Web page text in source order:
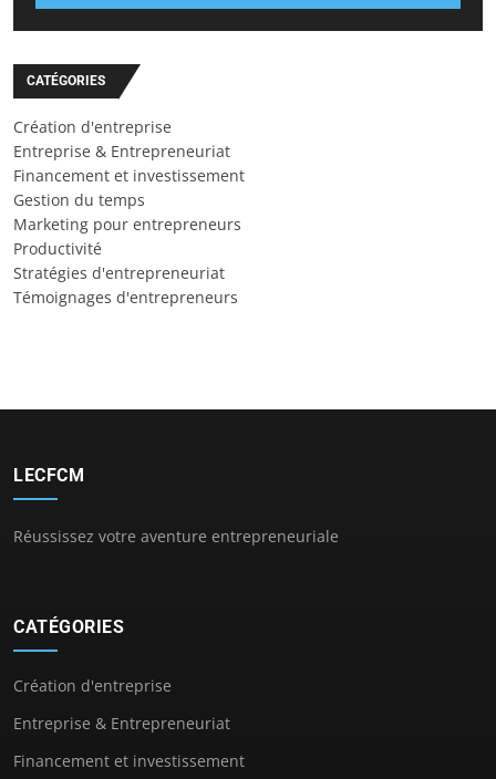
CATÉGORIES
Création d'entreprise
Entreprise & Entrepreneuriat
Financement et investissement
Gestion du temps
Marketing pour entrepreneurs
Productivité
Stratégies d'entrepreneuriat
Témoignages d'entrepreneurs
LECFCM
Réussissez votre aventure entrepreneuriale
CATÉGORIES
Création d'entreprise
Entreprise & Entrepreneuriat
Financement et investissement